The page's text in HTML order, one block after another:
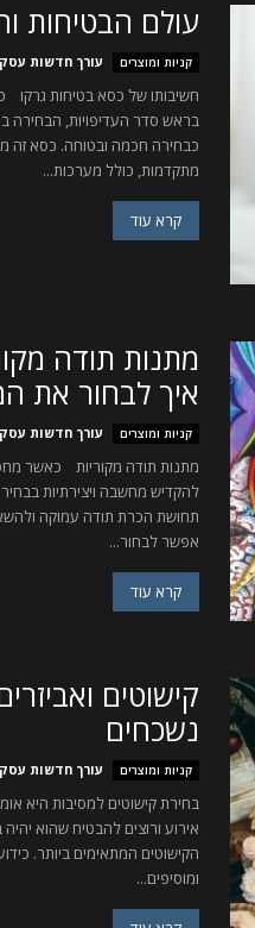
עולם הבטיחות
קניות ומוצרים עורך חדשות
חשיבותו של כסא בטיחות גרקו
בראש סדר העדיפויות, הבחירה
כבחירה חכמה ובטוחה. כסא זה
מתקדמות, כולל מערכות...
קרא עוד
מתנות תודה
איך לבחור את
קניות ומוצרים עורך חדשות
מתנות תודה מקוריות כאשר
להקדיש מחשבה ויצירתיות
תחושת הכרת תודה עמוקה
אפשר לבחור...
קרא עוד
קישוטים
נשכחים
קניות ומוצרים עורך חדשות
בחירת קישוטים למסיבות היא
אירוע ורוצים להבטיח שהוא
הקישוטים המתאימים ביותר.
ומוסיפים...